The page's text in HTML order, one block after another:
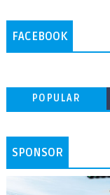
FACEBOOK
POPULAR
SPONSOR